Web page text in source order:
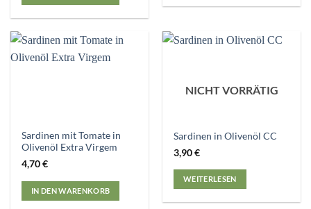
Sardinen mit Tomate in
Olivenöl Extra Virgem
4,70€
IN DEN WARENKORB
NICHT VORRÄTIG
Sardinen in Olivenöl CC
3,90€
WEITERLESEN